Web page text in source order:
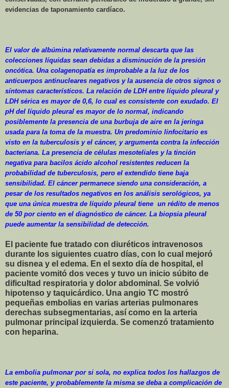
evidencias de taponamiento cardíaco.
El valor de albúmina relativamente normal descarta que las
colecciones líquidas sean debidas a disminución de la presión
oncótica. Una colagenopatía es improbable a la luz de los
anticuerpos antinucleares negativos y la ausencia de otros signos o
síntomas característicos. La relación de LDH entre líquido pleural y
LDH sérica es mayor de 0,6, lo cual es consistente con exudado. El
pH del líquido pleural es mayor de lo normal, indicando
posiblemente la presencia de una burbuja de aire en la jeringa
usada para la toma de la muestra. Un predominio linfocitario es
visto en la tuberculosis y el cáncer, y argumenta contra la infección
bacteriana. La presencia de células mesoteliales y la tinción
negativa para bacilos ácido alcohol resistentes reducen la
probabilidad de tuberculosis, pero el extendido tiene baja
sensibilidad. El cáncer permanece siendo una consideración, a
pesar de los resultados negativos en los análisis serológicos, ya
que una única muestra de líquido pleural tiene un rédito de menos
de 50 por ciento en el diagnóstico de cáncer. La biopsia pleural
puede aumentar la sensibilidad de detección.
El paciente fue tratado con diuréticos intravenosos
durante los siguientes cuatro días, con lo cual mejoró
su disnea y el edema. En el sexto día de hospital, el
paciente vomitó dos veces y tuvo un inicio súbito de
dificultad respiratoria y dolor abdominal. Se volvió
hipotenso y taquicárdico. Una angio TC mostró
pequeñas embolias en varias arterias pulmonares
derechas subsegmentarias, así como en la arteria
pulmonar principal izquierda. Se comenzó tratamiento
con heparina.
La embolia pulmonar por si sola, no explica todos los hallazgos de
este paciente, y probablemente la misma se deba a complicación de